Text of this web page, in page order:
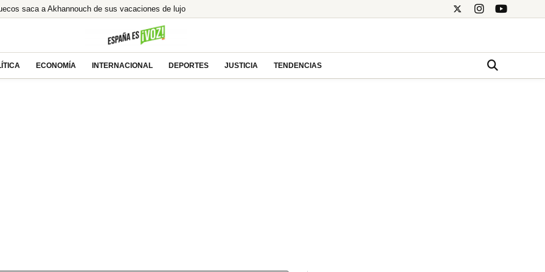
saca a Akhannouch de sus vacaciones de lujo
ante las esperanzas de acuerdo entre EEUU
de Brasil! ¿El asalto a los 13€ es inminente?
tras la millonaria compra
ECONOMÍA INTERNACIONAL DEPORTES JUSTICIA TENDENCIAS